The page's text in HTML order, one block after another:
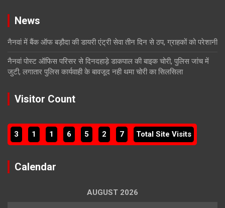
News
नैनवां में बैंक ऑफ बड़ौदा की डायरी एंट्री सेवा तीन दिन से ठप, ग्राहकों को परेशानी
नैनवां पोस्ट ऑफिस परिसर से दिनदहाड़े डाकपाल की बाइक चोरी, पुलिस जांच में
जुटी, लगातार पुलिस कार्यवाही के बावजूद नही थमा चोरी का सिलसिला
Visitor Count
3 1 1 6 5 2 7 Total Site Visits
Calendar
AUGUST 2026